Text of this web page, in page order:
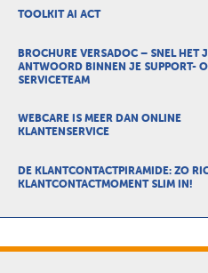
TOOLKIT AI ACT
BROCHURE VERSADOC – SNEL HET
ANTWOORD BINNEN JE SUPPORT-
SERVICETEAM
WEBCARE IS MEER DAN ONLINE
KLANTENSERVICE
DE KLANTCONTACTPIRAMIDE: ZO
KLANTCONTACTMOMENT SLIM IN!